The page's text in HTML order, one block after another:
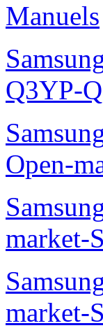
Manuels
Q3YP-
Open-
market-
market-